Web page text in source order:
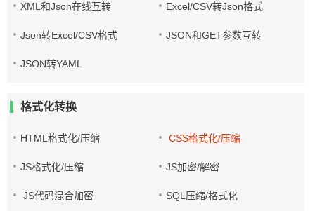
XML和Json在线互转 Excel/CSV转Json格式
Json转Excel/CSV格式 JSON和GET参数互转
JSON转YAML
格式化转换
HTML格式化/压缩 CSS格式化/压缩
JS格式化/压缩 JS加密/解密
JS代码混合加密 SQL压缩/格式化